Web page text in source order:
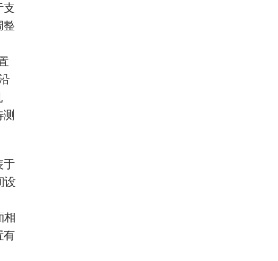
支
整
于
设
相
有